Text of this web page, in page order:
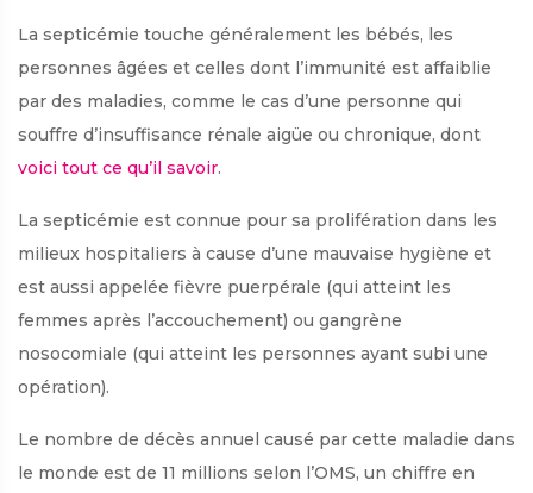
La septicémie touche généralement les bébés, les
personnes âgées et celles dont l’immunité est affaiblie
par des maladies, comme le cas d’une personne qui
souffre d’insuffisance rénale aigüe ou chronique, dont
voici tout ce qu’il savoir.
La septicémie est connue pour sa prolifération dans les
milieux hospitaliers à cause d’une mauvaise hygiène et
est aussi appelée fièvre puerpérale (qui atteint les
femmes après l’accouchement) ou gangrène
nosocomiale (qui atteint les personnes ayant subi une
opération).
Le nombre de décès annuel causé par cette maladie dans
le monde est de 11 millions selon l’OMS, un chiffre en